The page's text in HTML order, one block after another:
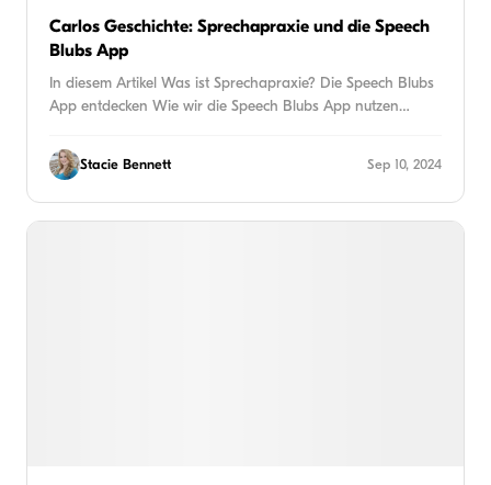
Carlos Geschichte: Sprechapraxie und die Speech
Blubs App
In diesem Artikel Was ist Sprechapraxie? Die Speech Blubs
App entdecken Wie wir die Speech Blubs App nutzen…
Stacie Bennett Sep 10, 2024